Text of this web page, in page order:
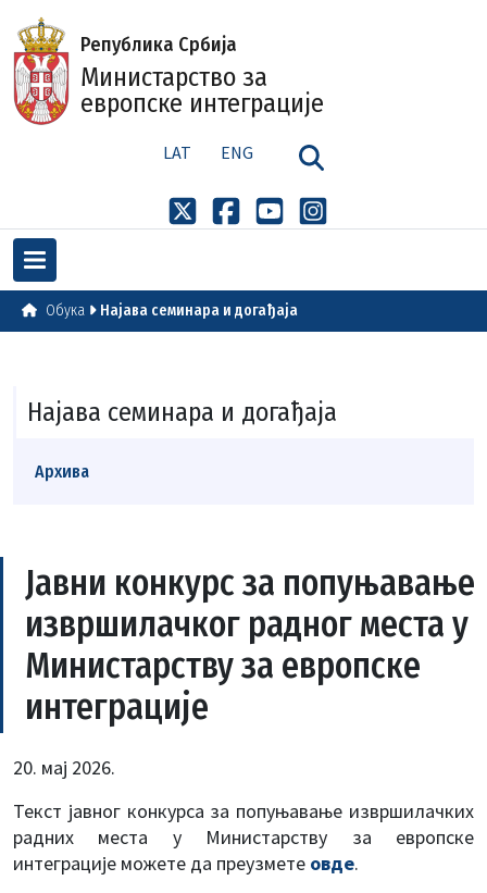
Република Србија
Министарство за
европске интеграције
LAT ENG
Обука Најава семинара и догађаја
Најава семинара и догађаја
Архива
Јавни конкурс за попуњавање
извршилачког радног места у
Министарству за европске
интеграције
20. мај 2026.
Текст јавног конкурса за попуњавање извршилачких
радних места у Министарству за европске
интеграције можете да преузмете овде.